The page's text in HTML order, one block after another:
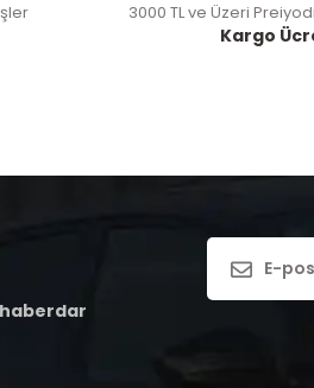
3000 TL ve Üzeri
Kargo